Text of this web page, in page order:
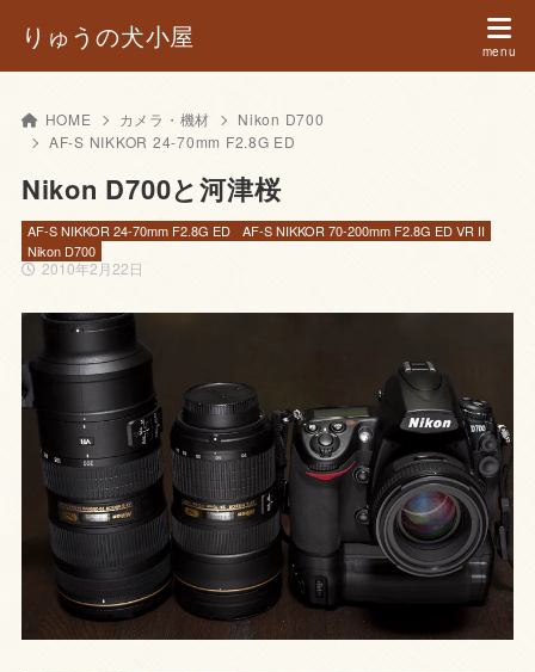
りゅうの犬小屋
HOME カメラ・機材
Nikon D700
AF-S NIKKOR 24-70mm F2.8G ED
Nikon D700と河津桜
2010年2月22日
AF-S NIKKOR 24-70mm F2.8G ED
AF-S NIKKOR 70-200mm F2.8G ED VR II
Nikon D700